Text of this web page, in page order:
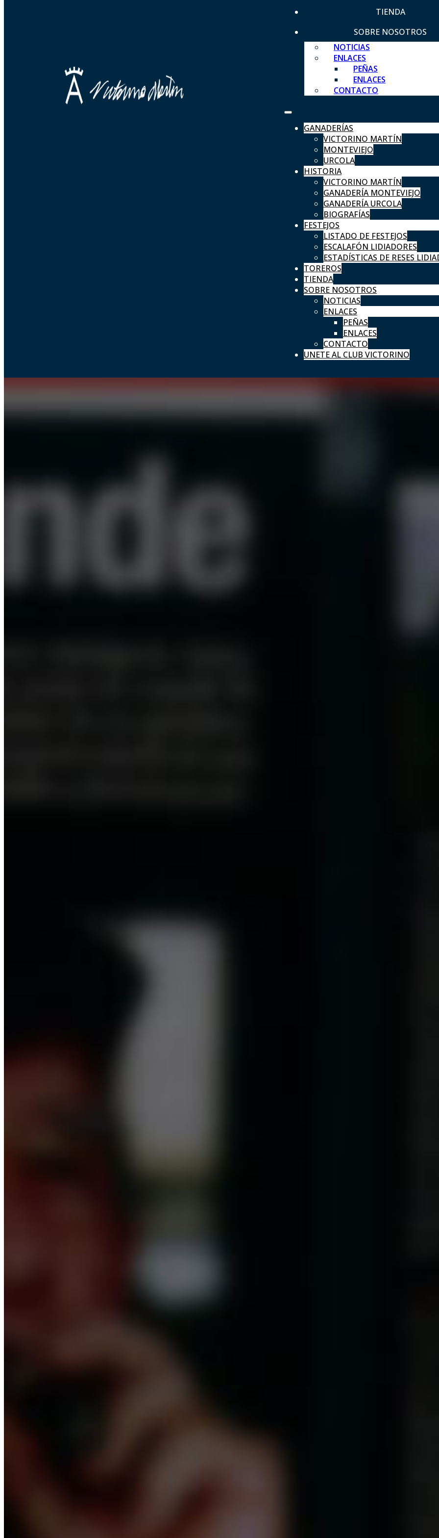
TIENDA
SOBRE NOSOTROS
NOTICIAS
ENLACES
PEÑAS
ENLACES
CONTACTO
GANADERÍAS
VICTORINO MARTÍN
MONTEVIEJO
URCOLA
HISTORIA
VICTORINO MARTÍN
GANADERÍA MONTEVIEJO
GANADERÍA URCOLA
BIOGRAFÍAS
FESTEJOS
LISTADO DE FESTEJOS
ESCALAFÓN LIDIADORES
ESTADÍSTICAS DE RESES
TOREROS
TIENDA
SOBRE NOSOTROS
NOTICIAS
ENLACES
PEÑAS
ENLACES
CONTACTO
UNETE AL CLUB VICTORINO